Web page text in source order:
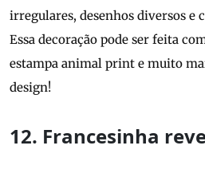
irregulares, desenhos diversos e
Essa decoração pode ser feita
estampa animal print e muito
design!
12. Francesinha